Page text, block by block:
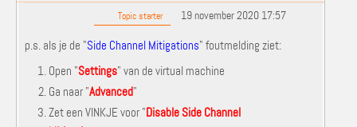
Topic starter 19 november 2020 17:57
p.s. als je de "Side Channel Mitigations" foutmelding ziet:
Open "Settings" van de virtual machine
Ga naar "Advanced"
Zet een VINKJE voor "Disable Side Channel